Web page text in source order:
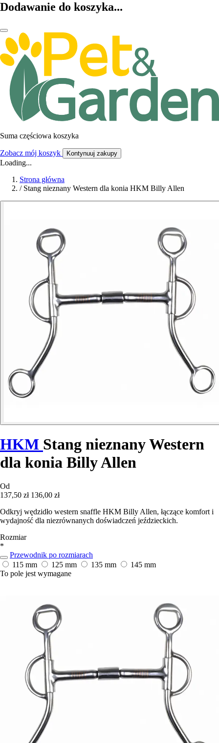
Dodawanie do koszyka...
Suma częściowa koszyka
Zobacz mój koszyk Kontynuuj zakupy
Loading...
Strona główna
/ Stang nieznany Western dla konia HKM Billy Allen
HKM Stang nieznany Western
dla konia Billy Allen
Od
137,50 zł 136,00 zł
Odkryj wędzidło western snaffle HKM Billy Allen, łączące komfort i
wydajność dla niezrównanych doświadczeń jeździeckich.
Rozmiar
*
Przewodnik po rozmiarach
115 mm
125 mm 135 mm
145 mm
To pole jest wymagane